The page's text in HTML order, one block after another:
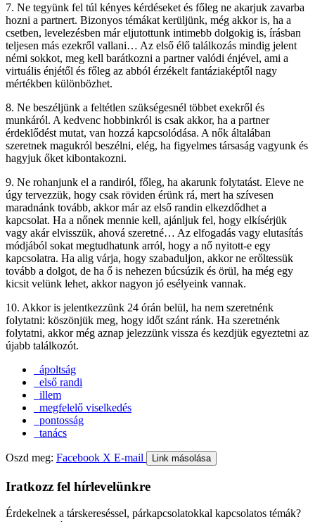
7. Ne tegyünk fel túl kényes kérdéseket és főleg ne akarjuk zavarba
hozni a partnert. Bizonyos témákat kerüljünk, még akkor is, ha a
csetben, levelezésben már eljutottunk intimebb dolgokig is, írásban
teljesen más ezekről vallani… Az első élő találkozás mindig jelent
némi sokkot, meg kell barátkozni a partner valódi énjével, ami a
virtuális énjétől és főleg az abból érzékelt fantáziaképtől nagy
mértékben különbözhet.
8. Ne beszéljünk a feltétlen szükségesnél többet exekről és
munkáról. A kedvenc hobbinkról is csak akkor, ha a partner
érdeklődést mutat, van hozzá kapcsolódása. A nők általában
szeretnek magukról beszélni, elég, ha figyelmes társaság vagyunk és
hagyjuk őket kibontakozni.
9. Ne rohanjunk el a randiról, főleg, ha akarunk folytatást. Eleve ne
úgy tervezzük, hogy csak röviden érünk rá, mert ha szívesen
maradnánk tovább, akkor már az első randin elkezdődhet a
kapcsolat. Ha a nőnek mennie kell, ajánljuk fel, hogy elkísérjük
vagy akár elvisszük, ahová szeretné… Az elfogadás vagy elutasítás
módjából sokat megtudhatunk arról, hogy a nő nyitott-e egy
kapcsolatra. Ha alig várja, hogy szabaduljon, akkor ne erőltessük
tovább a dolgot, de ha ő is nehezen búcsúzik és örül, ha még egy
kicsit velünk lehet, akkor nagyon jó esélyeink vannak.
10. Akkor is jelentkezzünk 24 órán belül, ha nem szeretnénk
folytatni: köszönjük meg, hogy időt szánt ránk. Ha szeretnénk
folytatni, akkor még aznap jelezzünk vissza és kezdjük egyeztetni az
újabb találkozót.
ápoltság
első randi
illem
megfelelő viselkedés
pontosság
tanács
Oszd meg: Facebook X E-mail Link másolása
Iratkozz fel hírlevelünkre
Érdekelnek a társkereséssel, párkapcsolatokkal kapcsolatos témák?